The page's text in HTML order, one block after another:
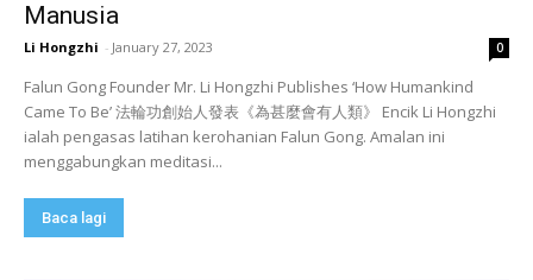
Manusia
Li Hongzhi - January 27, 2023 0
Falun Gong Founder Mr. Li Hongzhi Publishes ‘How Humankind
Came To Be’ 法輪功創始人發表《為甚麼會有人類》 Encik Li Hongzhi
ialah pengasas latihan kerohanian Falun Gong. Amalan ini
menggabungkan meditasi...
Baca lagi